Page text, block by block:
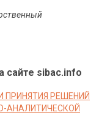
сайте sibac.info
РЕШЕНИЙ
АНАЛИТИЧЕСКОЙ